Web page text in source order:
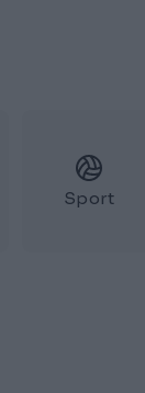
Sport